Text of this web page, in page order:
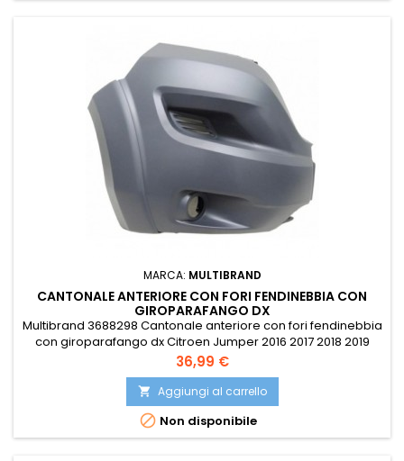
MARCA: MULTIBRAND
CANTONALE ANTERIORE CON FORI FENDINEBBIA CON
GIROPARAFANGO DX
Multibrand 3688298 Cantonale anteriore con fori fendinebbia
con giroparafango dx Citroen Jumper 2016 2017 2018 2019
2020 2021 2022 2023 Fiat Ducato 2014 2015 2016 2017 2018 2019
2020 2021 2022 2023 Peugeot Boxer 2014 2015 2016 2017 2018
2019 2020 2021 2022 2023 Compatibile con: EUROBUMP
FIA07DU034 ISAM 0153113 ISAM 153113 JESSE UCJ0423142 OE
71775721...
Prezzo
36,99 €
 Aggiungi al carrello
 Non disponibile